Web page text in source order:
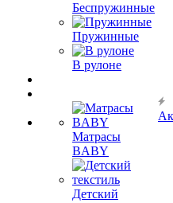
Беспружинные
Пружинные
В рулоне
Матрасы
BABY
Детский